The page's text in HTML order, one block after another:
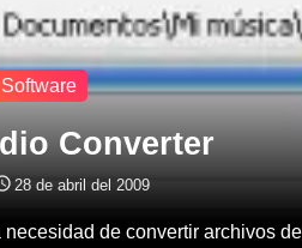
Software
Converter
28 de abril del 2009
necesidad de convertir archivos